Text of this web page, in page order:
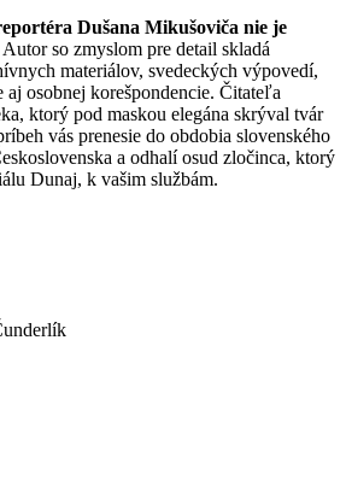
Dušana Mikušoviča nie je
Autor so zmyslom pre detail skladá
materiálov, svedeckých výpovedí,
aj osobnej korešpondencie. Čitateľa
ktorý pod maskou elegána skrýval tvár
vás prenesie do obdobia slovenského
a odhalí osud zločinca, ktorý
Dunaj, k vašim službám.